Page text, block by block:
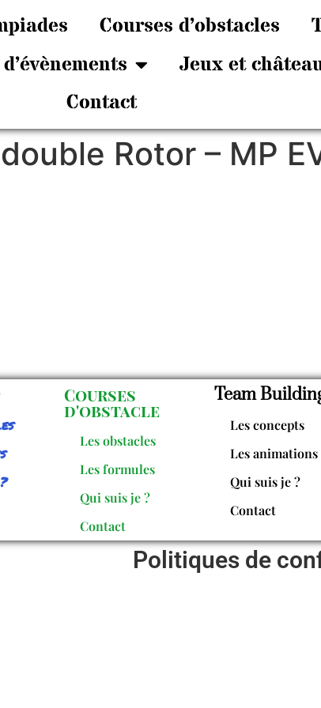
Courses d’obstacles
Jeux et
Contact
Rotor – MP
Courses
d'obstacle
Les obstacles
Les formules
Qui suis je ?
Contact
Team
Les concepts
Les animations
Qui suis je ?
Contact
Politiques de